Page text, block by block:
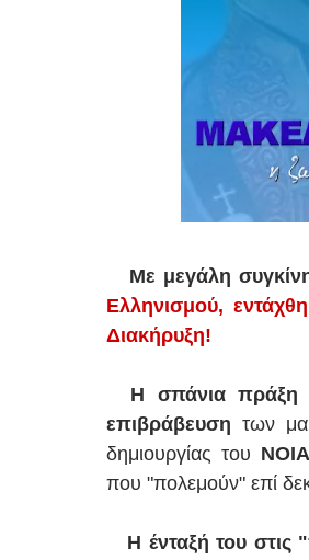
Με μεγάλη
Ελληνισμού,
Διακήρυξη!
Η σπάνια πράξη
επιβράβευση των
δημιουργίας του
που "πολεμούν" επί
Η ένταξή του στις